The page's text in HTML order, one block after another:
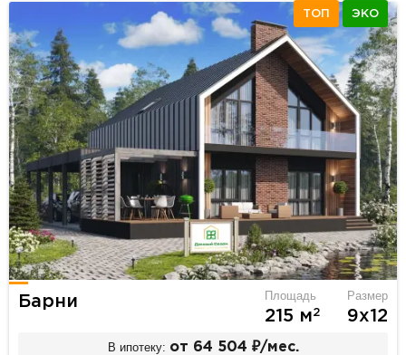
ТОП ЭКО
Барни Площадь
215 м2
Размер
9х12
В ипотеку: от 64 504 ₽/мес.